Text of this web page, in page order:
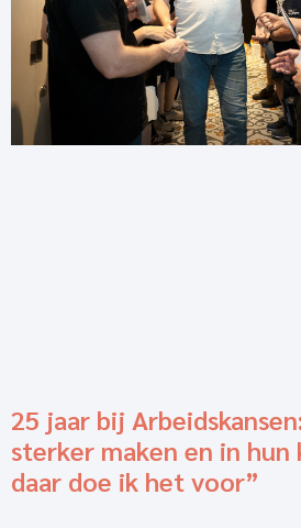
25 jaar bij
sterker maken en in
daar doe ik het voor”